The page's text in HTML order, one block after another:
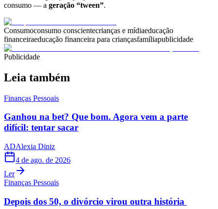
consumo — a geração “tween”.
Consumoconsumo conscientecrianças e mídiaeducação
financeiraeducação financeira para criançasfamíliapublicidade
Publicidade
Leia também
Finanças Pessoais
Ganhou na bet? Que bom. Agora vem a parte
difícil: tentar sacar
ADAlexia Diniz
4 de ago. de 2026
Ler
Finanças Pessoais
Depois dos 50, o divórcio virou outra história